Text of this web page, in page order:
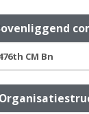
CM Bn